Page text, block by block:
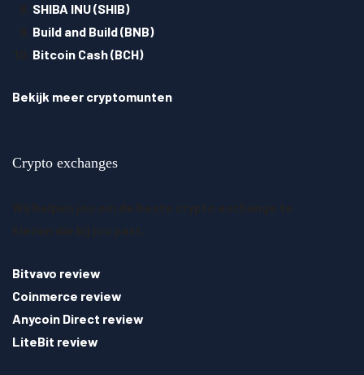
SHIBA INU (SHIB)
Build and Build (BNB)
Bitcoin Cash (BCH)
Bekijk meer cryptomunten
Crypto exchanges
Bitvavo review
Coinmerce review
Anycoin Direct review
LiteBit review